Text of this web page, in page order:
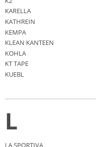
KARELLA
KATHREIN
KEMPA
KLEAN KANTEEN
KOHLA
KT TAPE
KUEBL
L